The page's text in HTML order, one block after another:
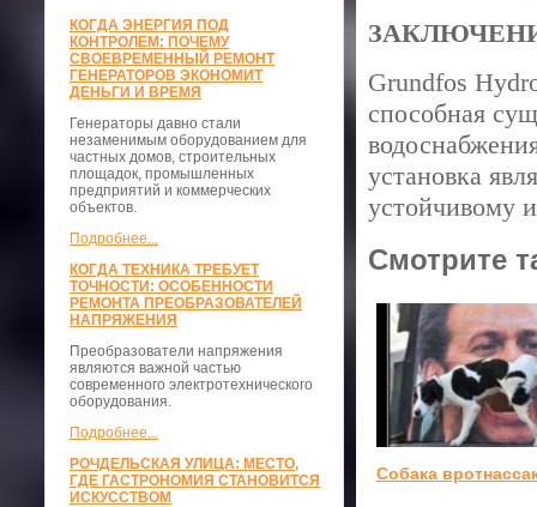
КОГДА ЭНЕРГИЯ ПОД
КОНТРОЛЕМ: ПОЧЕМУ
СВОЕВРЕМЕННЫЙ РЕМОНТ
ГЕНЕРАТОРОВ ЭКОНОМИТ
ДЕНЬГИ И ВРЕМЯ
Генераторы давно стали
незаменимым оборудованием для
частных домов, строительных
площадок, промышленных
предприятий и коммерческих
объектов.
Подробнее...
КОГДА ТЕХНИКА ТРЕБУЕТ
ТОЧНОСТИ: ОСОБЕННОСТИ
РЕМОНТА ПРЕОБРАЗОВАТЕЛЕЙ
НАПРЯЖЕНИЯ
Преобразователи напряжения
являются важной частью
современного электротехнического
оборудования.
Подробнее...
РОЧДЕЛЬСКАЯ УЛИЦА: МЕСТО,
ГДЕ ГАСТРОНОМИЯ СТАНОВИТСЯ
ИСКУССТВОМ
Grundfos
способная
установка
устойчивому
Смотрите
Собака